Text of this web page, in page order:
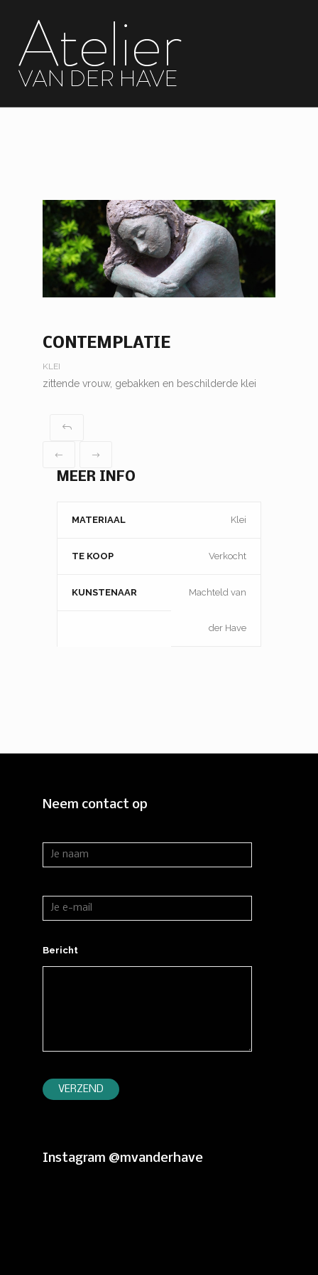
CONTEMPLATIE
KLEI
zittende vrouw, gebakken en beschilderde klei
MEER INFO
MATERIAAL Klei
TE KOOP Verkocht
KUNSTENAAR Machteld van
der Have
Neem contact op
Bericht
Instagram @mvanderhave